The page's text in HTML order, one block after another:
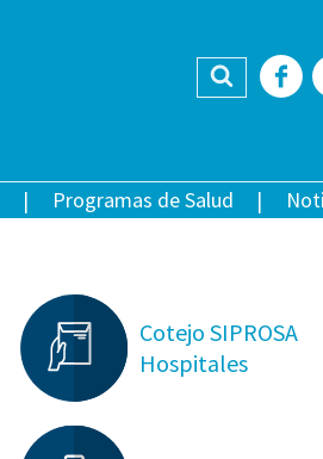
Buscar
Programas de Salud
Cotejo SIPROSA
Hospitales